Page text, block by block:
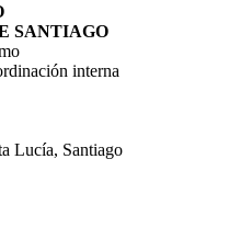
SANTIAGO
interna
Lucía, Santiago